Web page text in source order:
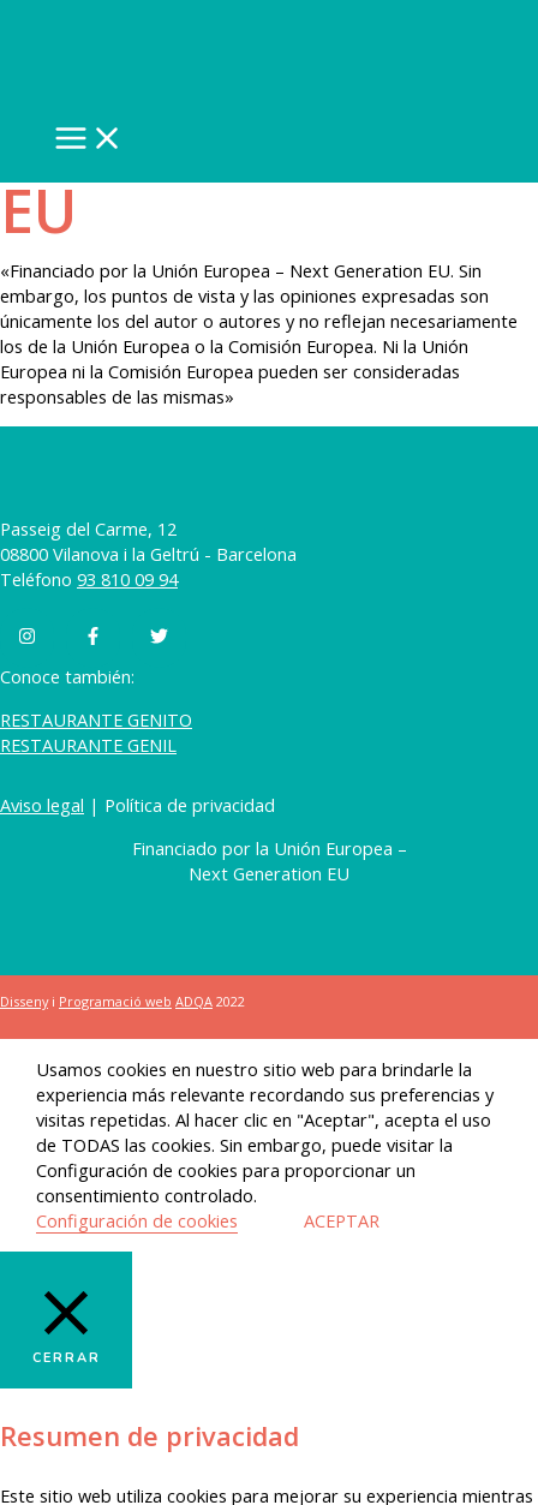
MAIN
MENU
Next Generation
EU
«Financiado por la Unión Europea – Next Generation EU. Sin
embargo, los puntos de vista y las opiniones expresadas son
únicamente los del autor o autores y no reflejan necesariamente
los de la Unión Europea o la Comisión Europea. Ni la Unión
Europea ni la Comisión Europea pueden ser consideradas
responsables de las mismas»
Passeig del Carme, 12
08800 Vilanova i la Geltrú - Barcelona
Teléfono 93 810 09 94
Conoce también:
RESTAURANTE GENITO
RESTAURANTE GENIL
Aviso legal | Política de privacidad
Financiado por la Unión Europea –
Next Generation EU
Dissenyi Programació web ADQA 2022
Usamos cookies en nuestro sitio web para brindarle la
experiencia más relevante recordando sus preferencias y
visitas repetidas. Al hacer clic en "Aceptar", acepta el uso
de TODAS las cookies. Sin embargo, puede visitar la
Configuración de cookies para proporcionar un
consentimiento controlado.
Configuración de cookies
ACEPTAR
CERRAR
Resumen de privacidad
Este sitio web utiliza cookies para mejorar su experiencia mientras